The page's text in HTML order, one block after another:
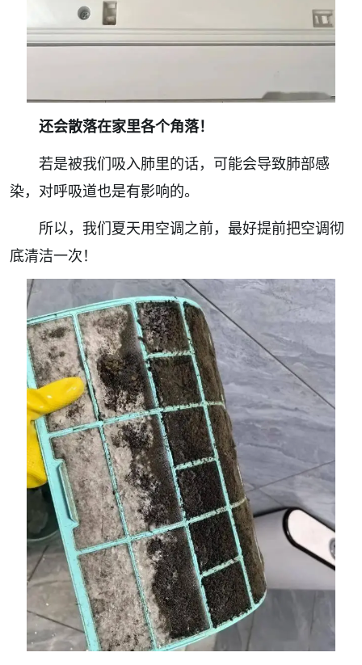
还会散落在家里各个角落！
若是被我们吸入肺里的话，可能会导致肺部感
染，对呼吸道也是有影响的。
所以，我们夏天用空调之前，最好提前把空调彻
底清洁一次！